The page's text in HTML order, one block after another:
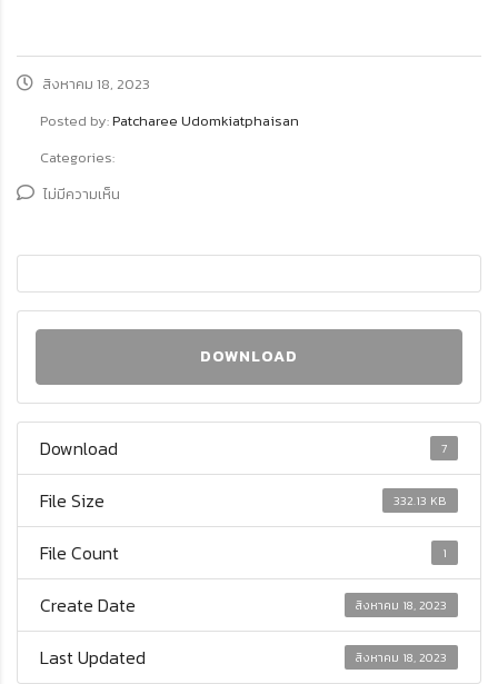
สิงหาคม 18, 2023
Posted by:Patcharee Udomkiatphaisan
Categories:
ไม่มีความเห็น
DOWNLOAD
Download 7
File Size 332.13 KB
File Count 1
Create Date สิงหาคม 18, 2023
Last Updated สิงหาคม 18, 2023